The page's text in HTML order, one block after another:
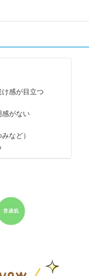
け感が目立つ
感がない
など）